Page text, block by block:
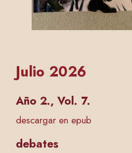
Julio 2026
Año 2., Vol. 7.
descargar en epub
debates